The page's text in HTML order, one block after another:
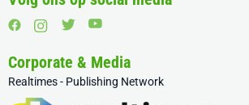
Corporate & Media
Realtimes - Publishing Network